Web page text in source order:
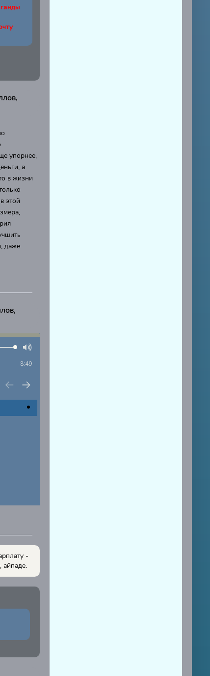
упорнее,
а
в жизни
этой
даже
8:49
-
айпаде.